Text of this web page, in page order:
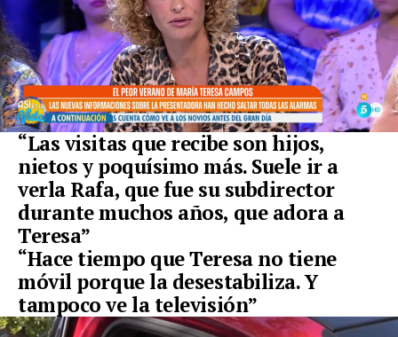
“Las visitas que recibe son hijos,
nietos y poquísimo más. Suele ir a
verla Rafa, que fue su subdirector
durante muchos años, que adora a
Teresa”
“Hace tiempo que Teresa no tiene
móvil porque la desestabiliza. Y
tampoco ve la televisión”